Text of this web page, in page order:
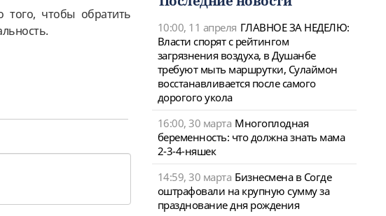
того, чтобы обратить
10:00, 11 апреля ГЛАВНОЕ ЗА НЕДЕЛЮ:
Власти спорят с рейтингом
загрязнения воздуха, в Душанбе
требуют мыть маршрутки, Сулаймон
восстанавливается после самого
дорогого укола
16:00, 30 марта Многоплодная
беременность: что должна знать мама
2-3-4-няшек
14:59, 30 марта Бизнесмена в Согде
оштрафовали на крупную сумму за
празднование дня рождения